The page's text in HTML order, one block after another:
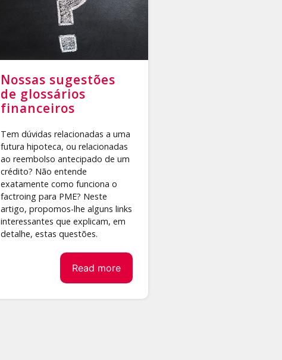
Nossas sugestões
de glossários
financeiros
Tem dúvidas relacionadas a uma
futura hipoteca, ou relacionadas
ao reembolso antecipado de um
crédito? Não entende
exatamente como funciona o
factroing para PME? Neste
artigo, propomos-lhe alguns links
interessantes que explicam, em
detalhe, estas questões.
Read more